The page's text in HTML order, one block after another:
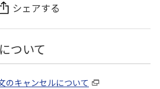
シェアする
ついて
のキャンセルについて